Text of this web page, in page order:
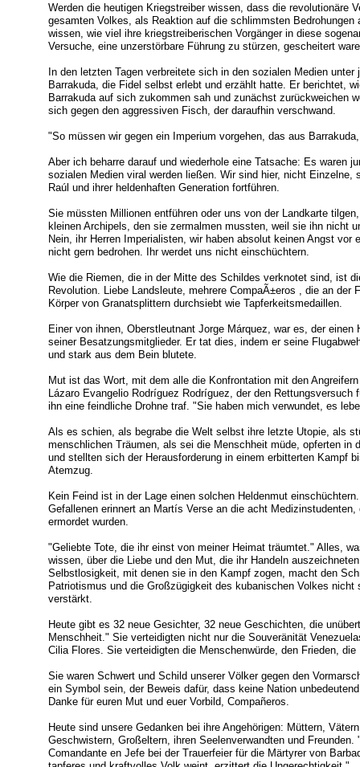
Werden die heutigen Kriegstreiber wissen, dass die revolutionäre
gesamten Volkes, als Reaktion auf die schlimmsten Bedrohungen
wissen, wie viel ihre kriegstreiberischen Vorgänger in diese
Versuche, eine unzerstörbare Führung zu stürzen, gescheitert
In den letzten Tagen verbreitete sich in den sozialen Medien unter
Barrakuda, die Fidel selbst erlebt und erzählt hatte. Er berichtet,
Barrakuda auf sich zukommen sah und zunächst zurückweichen
sich gegen den aggressiven Fisch, der daraufhin verschwand.
"So müssen wir gegen ein Imperium vorgehen, das aus
Aber ich beharre darauf und wiederhole eine Tatsache: Es waren
sozialen Medien viral werden ließen. Wir sind hier, nicht Einzelne,
Raúl und ihrer heldenhaften Generation fortführen.
Sie müssten Millionen entführen oder uns von der Landkarte
kleinen Archipels, den sie zermalmen mussten, weil sie ihn nicht
Nein, ihr Herren Imperialisten, wir haben absolut keinen Angst
nicht gern bedrohen. Ihr werdet uns nicht einschüchtern.
Wie die Riemen, die in der Mitte des Schildes verknotet sind, ist
Revolution. Liebe Landsleute, mehrere CompaÃ±eros , die an der
Körper von Granatsplittern durchsiebt wie Tapferkeitsmedaillen.
Einer von ihnen, Oberstleutnant Jorge Márquez, war es, der
seiner Besatzungsmitglieder. Er tat dies, indem er seine
und stark aus dem Bein blutete.
Mut ist das Wort, mit dem alle die Konfrontation mit den
Lázaro Evangelio Rodríguez Rodríguez, der den
ihn eine feindliche Drohne traf. "Sie haben mich verwundet, es
Als es schien, als begrabe die Welt selbst ihre letzte Utopie, als
menschlichen Träumen, als sei die Menschheit müde, opferten in
und stellten sich der Herausforderung in einem erbitterten Kampf
Atemzug.
Kein Feind ist in der Lage einen solchen Heldenmut
Gefallenen erinnert an Martís Verse an die acht
ermordet wurden.
"Geliebte Tote, die ihr einst von meiner Heimat träumtet." Alles,
wissen, über die Liebe und den Mut, die ihr Handeln
Selbstlosigkeit, mit denen sie in den Kampf zogen, macht den
Patriotismus und die Großzügigkeit des kubanischen Volkes
verstärkt.
Heute gibt es 32 neue Gesichter, 32 neue Geschichten, die
Menschheit." Sie verteidigten nicht nur die Souveränität
Cilia Flores. Sie verteidigten die Menschenwürde, den Frieden,
Sie waren Schwert und Schild unserer Völker gegen den
ein Symbol sein, der Beweis dafür, dass keine Nation
Danke für euren Mut und euer Vorbild, Compañeros.
Heute sind unsere Gedanken bei ihre Angehörigen: Müttern,
Geschwistern, Großeltern, ihren Seelenverwandten und
Comandante en Jefe bei der Trauerfeier für die Märtyrer von